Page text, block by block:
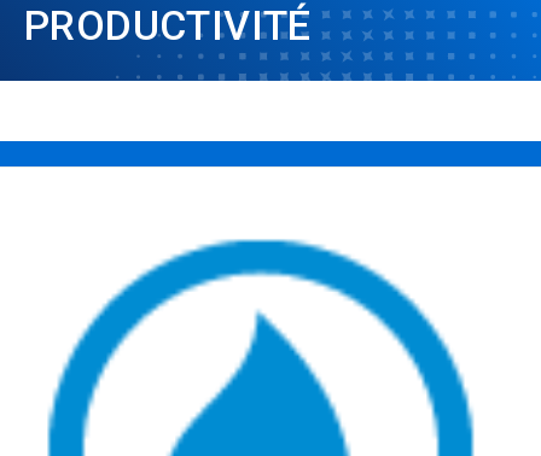
PRODUCTIVITÉ